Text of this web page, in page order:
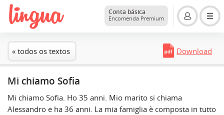
Conta básica
Encomenda Premium
« todos os textos Download
Mi chiamo Sofia
Mi chiamo Sofia. Ho 35 anni. Mio marito si chiama
Alessandro e ha 36 anni. La mia famiglia è composta in tutto